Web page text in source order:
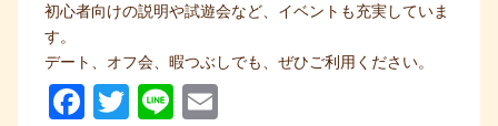
初心者向けの説明や試遊会など、イベントも充実していま
す。
デート、オフ会、暇つぶしでも、ぜひご利用ください。
F
T
Li